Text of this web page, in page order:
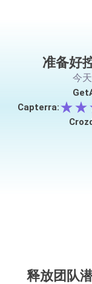
准备好
今
Capterra:
释放团队